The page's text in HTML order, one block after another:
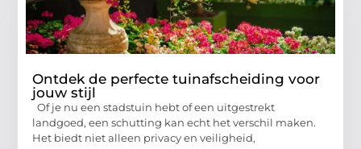
Ontdek de perfecte tuinafscheiding voor
jouw stijl
Of je nu een stadstuin hebt of een uitgestrekt
landgoed, een schutting kan echt het verschil maken.
Het biedt niet alleen privacy en veiligheid,